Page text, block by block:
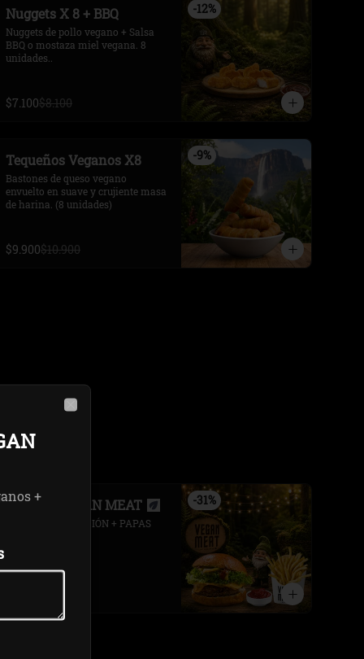
-12%
Nuggets X 8 + BBQ
Nuggets de pollo vegano + Salsa
BBQ o mostaza miel vegana. 8
unidades..
$7.100$8.100
-9%
Tequeños Veganos X8
Bastones de queso vegano
envuelto en suave y crujiente masa
de harina. (8 unidades)
$9.900$10.900
-31%
COMBO VEGAN MEAT
BURGER  A ELECCIÓN + PAPAS
+